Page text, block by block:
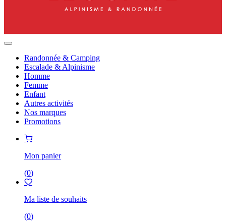
Randonnée & Camping
Escalade & Alpinisme
Homme
Femme
Enfant
Autres activités
Nos marques
Promotions
Mon panier
(0)
Ma liste de souhaits
(0)